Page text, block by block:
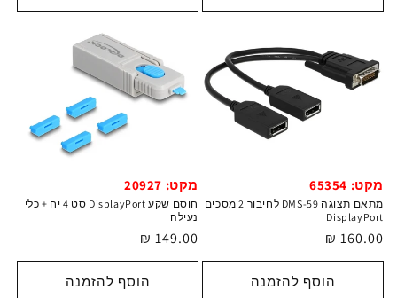
מקט: 65354
מתאם תצוגה DMS-59 לחיבור 2 מסכים
DisplayPort
מחיר
רגיל
160.00 ₪
הוסף להזמנה
מקט: 20927
חוסם שקע DisplayPort סט 4 יח + כלי
נעילה
מחיר
רגיל
149.00 ₪
הוסף להזמנה